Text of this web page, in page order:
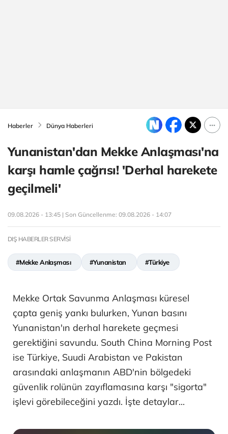
Haberler Dünya Haberleri
Yunanistan'dan Mekke Anlaşması'na
karşı hamle çağrısı! 'Derhal harekete
geçilmeli'
09.08.2026 - 13:45 | Son Güncellenme: 09.08.2026 - 14:07
DIŞ HABERLER SERVİSİ
#Mekke Anlaşması #Yunanistan #Türkiye
Mekke Ortak Savunma Anlaşması küresel
çapta geniş yankı bulurken, Yunan basını
Yunanistan'ın derhal harekete geçmesi
gerektiğini savundu. South China Morning Post
ise Türkiye, Suudi Arabistan ve Pakistan
arasındaki anlaşmanın ABD'nin bölgedeki
güvenlik rolünün zayıflamasına karşı "sigorta"
işlevi görebileceğini yazdı. İşte detaylar...